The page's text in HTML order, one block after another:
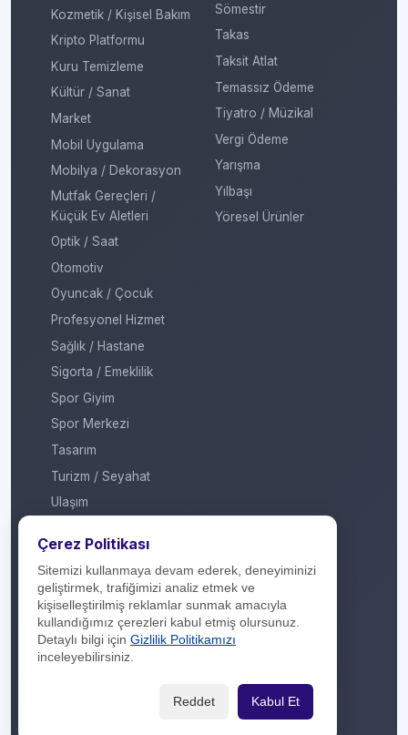
Kozmetik / Kişisel Bakım
Kripto Platformu
Kuru Temizleme
Kültür / Sanat
Market
Mobil Uygulama
Mobilya / Dekorasyon
Mutfak Gereçleri /
Küçük Ev Aletleri
Optik / Saat
Otomotiv
Oyuncak / Çocuk
Profesyonel Hizmet
Sağlık / Hastane
Sigorta / Emeklilik
Spor Giyim
Spor Merkezi
Tasarım
Turizm / Seyahat
Ulaşım
Yapı Marketi
Yurt Dışı / Duty Free
Sömestir
Takas
Taksit Atlat
Temassız Ödeme
Tiyatro / Müzikal
Vergi Ödeme
Yarışma
Yılbaşı
Yöresel Ürünler
Hakkımızda
İletişim
Çerez Politikası
Sitemizi kullanmaya devam ederek, deneyiminizi
geliştirmek, trafiğimizi analiz etmek ve
kişiselleştirilmiş reklamlar sunmak amacıyla
kullandığımız çerezleri kabul etmiş olursunuz.
Detaylı bilgi için Gizlilik Politikamızı
inceleyebilirsiniz.
Reddet Kabul Et